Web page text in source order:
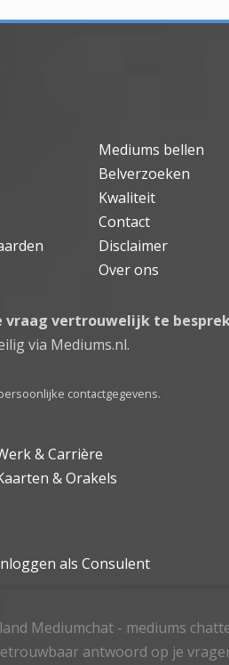
Mediums bellen
Belverzoeken
Kwaliteit
Contact
Disclaimer
Over ons
vraag vertrouwelijk te
via Mediums.nl.
contactgegevens.
& Carrière
& Orakels
als Consulent
Mediumchat - mediums
antwoord op je